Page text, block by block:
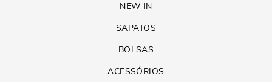
NEW IN
SAPATOS
BOLSAS
ACESSÓRIOS